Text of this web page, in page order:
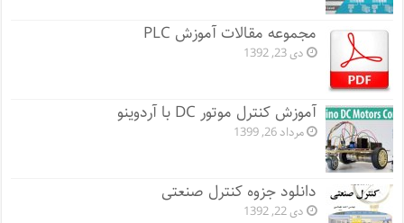
مجموعه مقالات آموزش PLC
دی 23, 1392
آموزش کنترل موتور DC با آردوینو
مرداد 26, 1399
دانلود جزوه کنترل صنعتی
دی 22, 1392